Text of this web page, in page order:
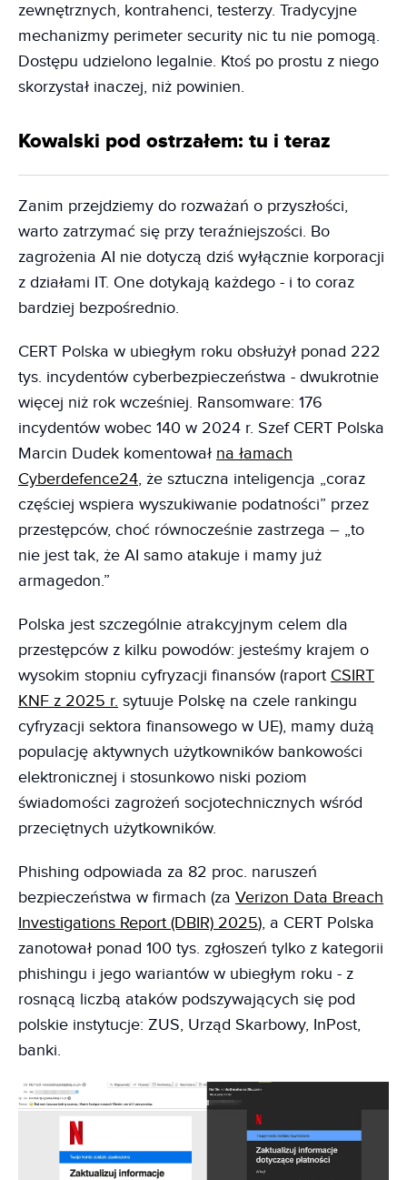
zewnętrznych, kontrahenci, testerzy. Tradycyjne
mechanizmy perimeter security nic tu nie pomogą.
Dostępu udzielono legalnie. Ktoś po prostu z niego
skorzystał inaczej, niż powinien.
Kowalski pod ostrzałem: tu i teraz
Zanim przejdziemy do rozważań o przyszłości,
warto zatrzymać się przy teraźniejszości. Bo
zagrożenia AI nie dotyczą dziś wyłącznie korporacji
z działami IT. One dotykają każdego - i to coraz
bardziej bezpośrednio.
CERT Polska w ubiegłym roku obsłużył ponad 222
tys. incydentów cyberbezpieczeństwa - dwukrotnie
więcej niż rok wcześniej. Ransomware: 176
incydentów wobec 140 w 2024 r. Szef CERT Polska
Marcin Dudek komentował na łamach
Cyberdefence24, że sztuczna inteligencja „coraz
częściej wspiera wyszukiwanie podatności” przez
przestępców, choć równocześnie zastrzega – „to
nie jest tak, że AI samo atakuje i mamy już
armagedon.”
Polska jest szczególnie atrakcyjnym celem dla
przestępców z kilku powodów: jesteśmy krajem o
wysokim stopniu cyfryzacji finansów (raport CSIRT
KNF z 2025 r. sytuuje Polskę na czele rankingu
cyfryzacji sektora finansowego w UE), mamy dużą
populację aktywnych użytkowników bankowości
elektronicznej i stosunkowo niski poziom
świadomości zagrożeń socjotechnicznych wśród
przeciętnych użytkowników.
Phishing odpowiada za 82 proc. naruszeń
bezpieczeństwa w firmach (za Verizon Data Breach
Investigations Report (DBIR) 2025), a CERT Polska
zanotował ponad 100 tys. zgłoszeń tylko z kategorii
phishingu i jego wariantów w ubiegłym roku - z
rosnącą liczbą ataków podszywających się pod
polskie instytucje: ZUS, Urząd Skarbowy, InPost,
banki.